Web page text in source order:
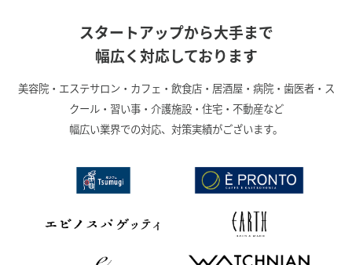
スタートアップから大手まで
幅広く対応しております
美容院・エステサロン・カフェ・飲食店・居酒屋・病院・歯医者・ス
クール・習い事・介護施設・住宅・不動産など
幅広い業界での対応、対策実績がございます。